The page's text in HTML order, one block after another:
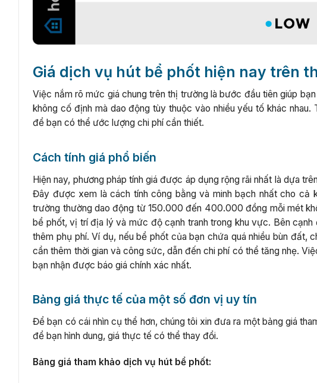
Giá dịch vụ hút bể phốt hiện nay trên
Việc nắm rõ mức giá chung trên thị trường là bước đầu tiên giúp
không cố định mà dao động tùy thuộc vào nhiều yếu tố khác
để bạn có thể ước lượng chi phí cần thiết.
Cách tính giá phổ biến
Hiện nay, phương pháp tính giá được áp dụng rộng rãi nhất là dựa
Đây được xem là cách tính công bằng và minh bạch nhất cho cả
trường thường dao động từ 150.000 đến 400.000 đồng mỗi mét
bể phốt, vị trí địa lý và mức độ cạnh tranh trong khu vực. Bên
thêm phụ phí. Ví dụ, nếu bể phốt của bạn chứa quá nhiều bùn
cần thêm thời gian và công sức, dẫn đến chi phí có thể tăng nhẹ.
bạn nhận được báo giá chính xác nhất.
Bảng giá thực tế của một số đơn vị uy tín
Để bạn có cái nhìn cụ thể hơn, chúng tôi xin đưa ra một bảng giá
để bạn hình dung, giá thực tế có thể thay đổi.
Bảng giá tham khảo dịch vụ hút bể phốt: